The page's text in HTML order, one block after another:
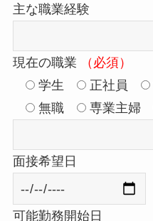
主な職業経験
現在の職業
（必須）
学生
正社員
無職
専業主婦
面接希望日
可能勤務開始日